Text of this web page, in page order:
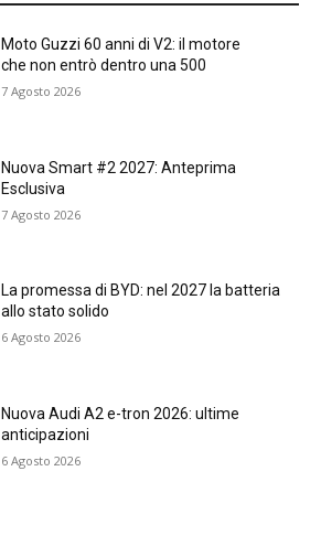
Moto Guzzi 60 anni di V2: il motore
che non entrò dentro una 500
7 Agosto 2026
Nuova Smart #2 2027: Anteprima
Esclusiva
7 Agosto 2026
La promessa di BYD: nel 2027 la batteria
allo stato solido
6 Agosto 2026
Nuova Audi A2 e-tron 2026: ultime
anticipazioni
6 Agosto 2026